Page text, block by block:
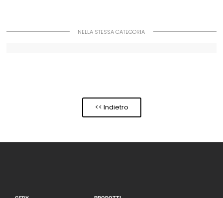
NELLA STESSA CATEGORIA
<< Indietro